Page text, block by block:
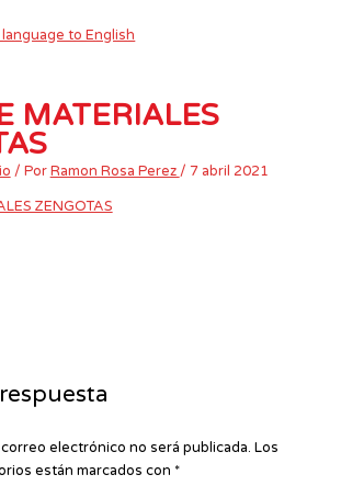
MATERIALES
/ PorRamon Rosa Perez/ 7 abril 2021
ZENGOTAS
electrónico no será publicada. Los
están marcados con *